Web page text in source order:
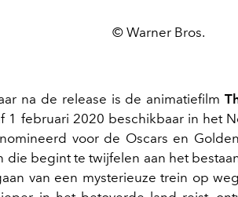
© Warner Bros.
na de release is de animatiefilm
1 februari 2020 beschikbaar in het
voor de Oscars en
die begint te twijfelen aan het
van een mysterieuze trein op